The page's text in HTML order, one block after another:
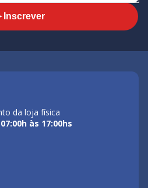
Inscrever
da loja física
às 17:00hs